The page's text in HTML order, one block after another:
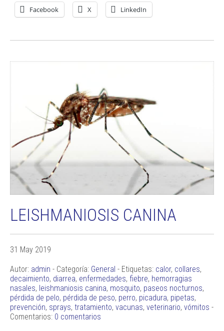
Facebook X LinkedIn
LEISHMANIOSIS CANINA
31 May 2019
Autor: admin - Categoría: General - Etiquetas: calor, collares,
decaimiento, diarrea, enfermedades, fiebre, hemorragias
nasales, leishmaniosis canina, mosquito, paseos nocturnos,
pérdida de pelo, pérdida de peso, perro, picadura, pipetas,
prevención, sprays, tratamiento, vacunas, veterinario, vómitos -
Comentarios: 0 comentarios